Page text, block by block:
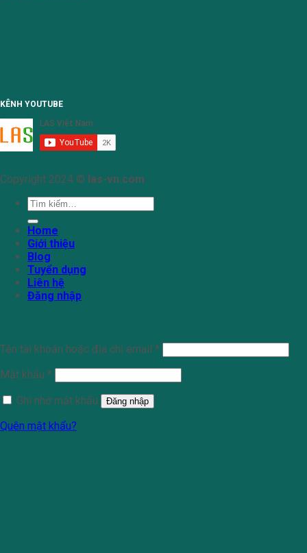
KÊNH YOUTUBE
Copyright 2024 © las-vn.com
Tìm
kiếm:
Home
Giới thiệu
Blog
Tuyển dụng
Liên hệ
Đăng nhập
Tên tài khoản hoặc địa chỉ email *
Mật khẩu *
Ghi nhớ mật khẩu
Đăng nhập
Quên mật khẩu?